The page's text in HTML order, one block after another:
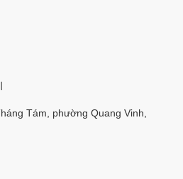
Tám, phường Quang Vinh,